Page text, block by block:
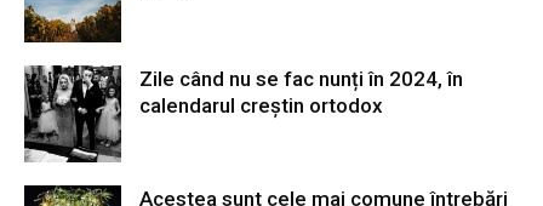
Zile când nu se fac nunți în 2024, în
calendarul creștin ortodox
Acestea sunt cele mai comune întrebări